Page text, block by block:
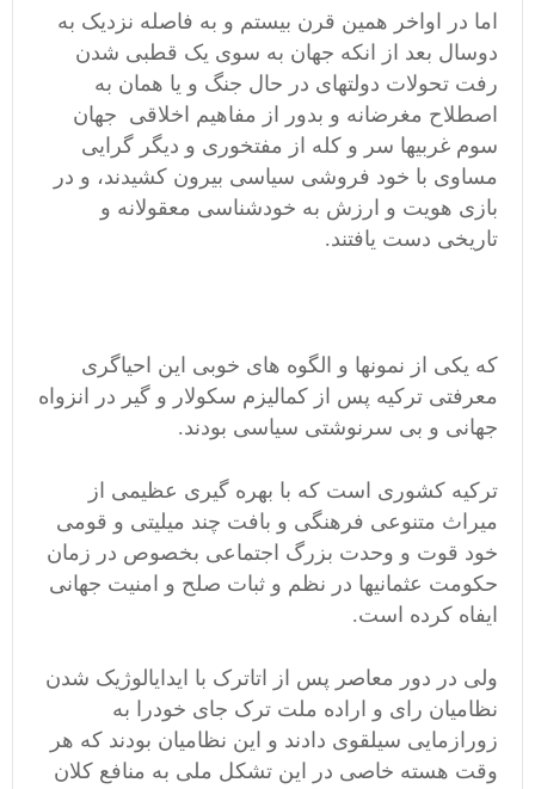
اما در اواخر همین قرن بیستم و به فاصله نزدیک به
دوسال بعد از انکه جهان به سوی یک قطبی شدن
رفت تحولات دولتهای در حال جنگ و یا همان به
اصطلاح مغرضانه و بدور از مفاهیم اخلاقی جهان
سوم غربیها سر و کله از مفتخوری و دیگر گرایی
مساوی با خود فروشی سیاسی بیرون کشیدند، و در
بازی هویت و ارزش به خودشناسی معقولانه و
تاریخی دست یافتند.
که یکی از نمونها و الگوه های خوبی این احیاگری
معرفتی ترکیه پس از کمالیزم سکولار و گیر در انزواه
جهانی و بی سرنوشتی سیاسی بودند.
ترکیه کشوری است که با بهره گیری عظیمی از
میراث متنوعی فرهنگی و بافت چند میلیتی و قومی
خود قوت و وحدت بزرگ اجتماعی بخصوص در زمان
حکومت عثمانیها در نظم و ثبات صلح و امنیت جهانی
ایفاه کرده است.
ولی در دور معاصر پس از اتاترک با ایدایالوژیک شدن
نظامیان رای و اراده ملت ترک جای خودرا به
زورازمایی سیلقوی دادند و این نظامیان بودند که هر
وقت هسته خاصی در این تشکل ملی به منافع کلان